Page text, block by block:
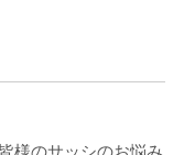
様のサッシのお悩み